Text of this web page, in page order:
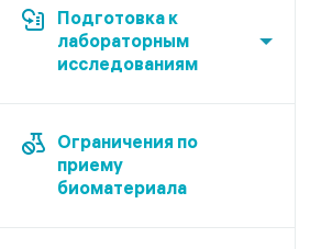
Подготовка к
лабораторным
исследованиям
Ограничения по
приему
биоматериала